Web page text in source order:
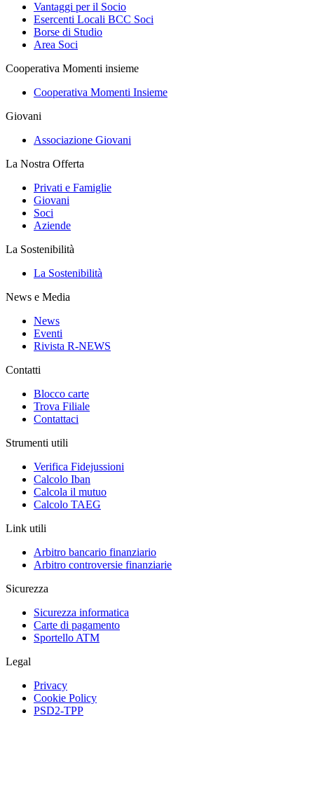
Vantaggi per il Socio
Esercenti Locali BCC Soci
Borse di Studio
Area Soci
Cooperativa Momenti insieme
Cooperativa Momenti Insieme
Giovani
Associazione Giovani
La Nostra Offerta
Privati e Famiglie
Giovani
Soci
Aziende
La Sostenibilità
La Sostenibilità
News e Media
News
Eventi
Rivista R-NEWS
Contatti
Blocco carte
Trova Filiale
Contattaci
Strumenti utili
Verifica Fidejussioni
Calcolo Iban
Calcola il mutuo
Calcolo TAEG
Link utili
Arbitro bancario finanziario
Arbitro controversie finanziarie
Sicurezza
Sicurezza informatica
Carte di pagamento
Sportello ATM
Legal
Privacy
Cookie Policy
PSD2-TPP